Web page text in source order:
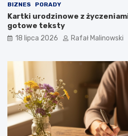
BIZNES PORADY
Kartki urodzinowe z
gotowe teksty
18 lipca 2026 Rafał Malinowski